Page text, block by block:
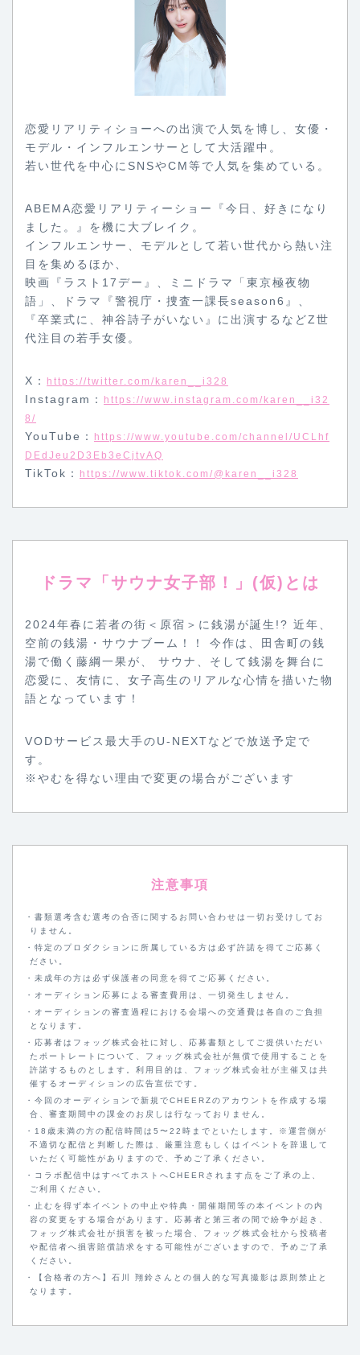
恋愛リアリティショーへの出演で人気を博し、女優・
モデル・インフルエンサーとして大活躍中。
若い世代を中心にSNSやCM等で人気を集めている。
ABEMA恋愛リアリティーショー『今日、好きになり
ました。』を機に大ブレイク。
インフルエンサー、モデルとして若い世代から熱い注
目を集めるほか、
映画『ラスト17デー』、ミニドラマ「東京極夜物
語」、ドラマ『警視庁・捜査一課長season6』、
『卒業式に、神谷詩子がいない』に出演するなどZ世
代注目の若手女優。
X： https://twitter.com/karen__i328
Instagram：
https://www.instagram.com/karen__i32
8/
YouTube：
https://www.youtube.com/channel/UCLhf
DEdJeu2D3Eb3eCjtvAQ
TikTok： https://www.tiktok.com/@karen__i328
ドラマ「サウナ女子部！」(仮) とは
2024年春に若者の街＜原宿＞に銭湯が誕生!? 近年、
空前の銭湯・サウナブーム！！ 今作は、田舎町の銭
湯で働く藤綱一果が、 サウナ、そして銭湯を舞台に
恋愛に、友情に、女子高生のリアルな心情を描いた物
語となっています！
VODサービス最大手のU-NEXTなどで放送予定で
す。
※やむを得ない理由で変更の場合がございます
注意事項
・書類選考含む選考の合否に関するお問い合わせは一切お受けしてお
りません。
・特定のプロダクションに所属している方は必ず許諾を得てご応募く
ださい。
・未成年の方は必ず保護者の同意を得てご応募ください。
・オーディション応募による審査費用は、一切発生しません。
・オーディションの審査過程における会場への交通費は各自のご負担
となります。
・応募者はフォッグ株式会社に対し、応募書類としてご提供いただい
たポートレートについて、フォッグ株式会社が無償で使用することを
許諾するものとします。利用目的は、フォッグ株式会社が主催又は共
催するオーディションの広告宣伝です。
・今回のオーディションで新規でCHEERZのアカウントを作成する場
合、審査期間中の課金のお戻しは行なっておりません。
・18歳未満の方の配信時間は5〜22時までといたします。※運営側が
不適切な配信と判断した際は、厳重注意もしくはイベントを辞退して
いただく可能性がありますので、予めご了承ください。
・コラボ配信中はすべてホストへCHEERされます点をご了承の上、
ご利用ください。
・止むを得ず本イベントの中止や特典・開催期間等の本イベントの内
容の変更をする場合があります。応募者と第三者の間で紛争が起き、
フォッグ株式会社が損害を被った場合、フォッグ株式会社から投稿者
や配信者へ損害賠償請求をする可能性がございますので、予めご了承
ください。
・【合格者の方へ】石川 翔鈴さんとの個人的な写真撮影は原則禁止と
なります。